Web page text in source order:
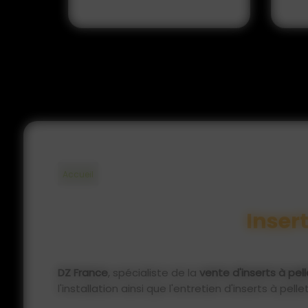
DZ France, spécialiste de la vente d'inserts à
l'installation ainsi que l'entretien d'inserts à